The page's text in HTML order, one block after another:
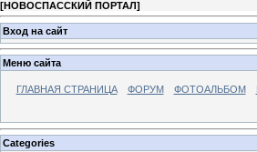
[НОВОСПАССКИЙ ПОРТАЛ]
Вход на сайт
Меню сайта
ГЛАВНАЯ СТРАНИЦА ФОРУМ ФОТОАЛЬБОМ
Categories